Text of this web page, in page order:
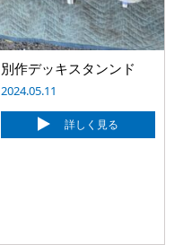
別作デッキスタンンド
2024.05.11
詳しく見る